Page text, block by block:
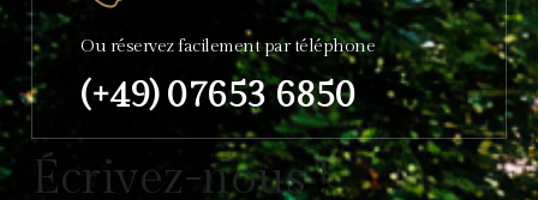
Ou réservez facilement par téléphone
(+49) 07653 6850
Écrivez-nous !